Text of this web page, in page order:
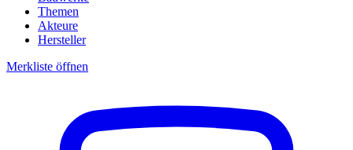
Themen
Akteure
Hersteller
Merkliste öffnen